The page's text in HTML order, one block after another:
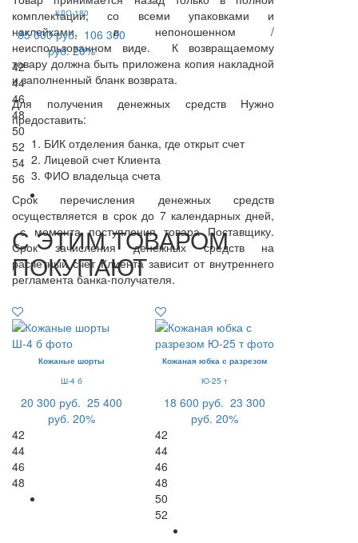
комплектации, со всеми упаковками и
наклейками, в непоношенном /
неиспользованном виде. К возвращаемому
товару должна быть приложена копия накладной
и заполненный бланк возврата.
Для получения денежных средств Нужно
предоставить:
БИК отделения банка, где открыт счет
Лицевой счет Клиента
ФИО владельца счета
Срок перечисления денежных средств
осуществляется в срок до 7 календарных дней,
с момента поступления товара Поставщику.
Срок зачисления денежных средств на
расчетный счет Клиента зависит от внутреннего
регламента банка-получателя.
КДО-180
85 000 руб. 106 300
руб. 20%
42
44
46
48
50
52
54
56
С ЭТИМ ТОВАРОМ
ПОКУПАЮТ
Кожаные шорты
Ш-4 б
20 300 руб. 25 400
руб. 20%
42
44
46
48
Кожаная юбка с разрезом
Ю-25 т
18 600 руб. 23 300
руб. 20%
42
44
46
48
50
52